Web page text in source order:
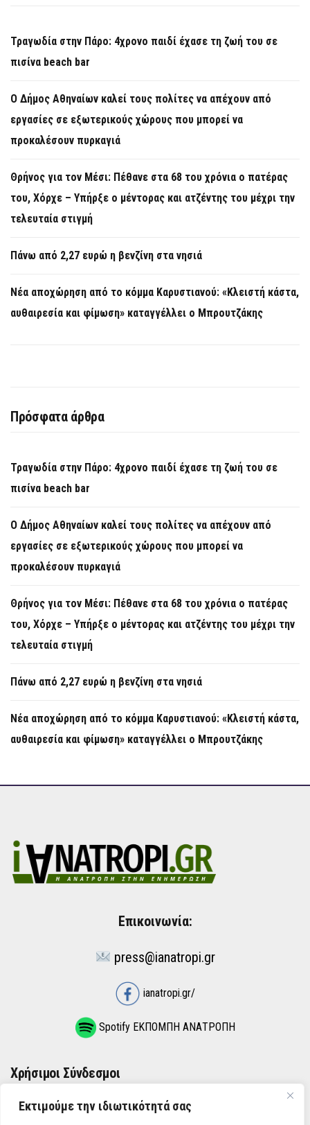
Εκτιμούμε την ιδιωτικότητά σας
Τραγωδία στην Πάρο: 4χρονο παιδί έχασε τη ζωή του σε
πισίνα beach bar
Ο Δήμος Αθηναίων καλεί τους πολίτες να απέχουν από
εργασίες σε εξωτερικούς χώρους που μπορεί να
προκαλέσουν πυρκαγιά
Θρήνος για τον Μέσι: Πέθανε στα 68 του χρόνια ο πατέρας
του, Χόρχε – Υπήρξε ο μέντορας και ατζέντης του μέχρι την
τελευταία στιγμή
Πάνω από 2,27 ευρώ η βενζίνη στα νησιά
Νέα αποχώρηση από το κόμμα Καρυστιανού: «Κλειστή κάστα,
αυθαιρεσία και φίμωση» καταγγέλλει ο Μπρουτζάκης
Πρόσφατα άρθρα
Τραγωδία στην Πάρο: 4χρονο παιδί έχασε τη ζωή του σε
πισίνα beach bar
Ο Δήμος Αθηναίων καλεί τους πολίτες να απέχουν από
εργασίες σε εξωτερικούς χώρους που μπορεί να
προκαλέσουν πυρκαγιά
Θρήνος για τον Μέσι: Πέθανε στα 68 του χρόνια ο πατέρας
του, Χόρχε – Υπήρξε ο μέντορας και ατζέντης του μέχρι την
τελευταία στιγμή
Πάνω από 2,27 ευρώ η βενζίνη στα νησιά
Νέα αποχώρηση από το κόμμα Καρυστιανού: «Κλειστή κάστα,
αυθαιρεσία και φίμωση» καταγγέλλει ο Μπρουτζάκης
Επικοινωνία:
press@ianatropi.gr
ianatropi.gr/
Spotify ΕΚΠΟΜΠΗ ΑΝΑΤΡΟΠΗ
Χρήσιμοι Σύνδεσμοι
ΌΡΟΙ ΧΡΉΣΗΣ